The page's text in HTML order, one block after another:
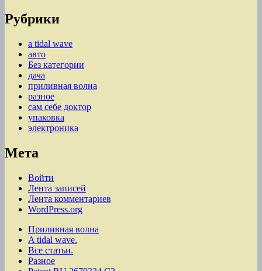
Рубрики
a tidal wave
авто
Без категории
дача
приливная волна
разное
сам себе доктор
упаковка
электроника
Мета
Войти
Лента записей
Лента комментариев
WordPress.org
Приливная волна
A tidal wave.
Все статьи.
Разное